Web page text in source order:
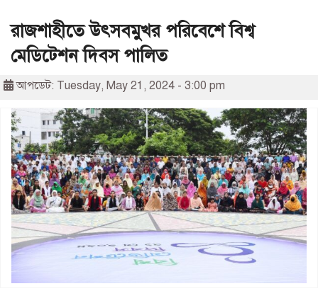
রাজশাহীতে উৎসবমুখর পরিবেশে বিশ্ব
মেডিটেশন দিবস পালিত
আপডেট: Tuesday, May 21, 2024 - 3:00 pm